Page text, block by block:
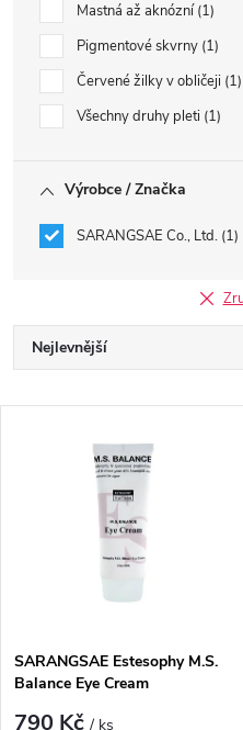
Mastná až aknózní 1
Pigmentové skvrny 1
Červené žilky v obličeji 1
Všechny druhy pleti 1
Výrobce / Značka
SARANGSAE Co., Ltd. 1
Ř
a
p
Nejlevnější
Abecedně
s
p
SARANGSAE Estesophy M.S.
Balance Eye Cream
790 Kč/ ks